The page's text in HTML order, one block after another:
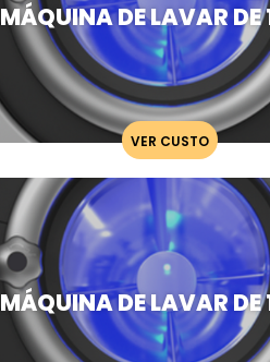
MÁQUINA DE LAVAR DE
VER CUSTO
MÁQUINA DE LAVAR DE